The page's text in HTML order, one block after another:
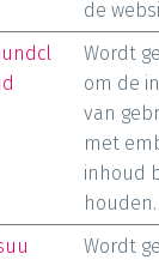
de
Wordt
om de
van
met
inhoud
houden.
Wordt